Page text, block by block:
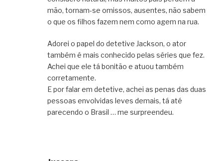
mão, tornam-se omissos, ausentes, não sabem
o que os filhos fazem nem como agem na rua.
Adorei o papel do detetive Jackson, o ator
também é mais conhecido pelas séries que fez.
Achei que ele tá bonitão e atuou também
corretamente.
E por falar em detetive, achei as penas das duas
pessoas envolvidas leves demais, tá até
parecendo o Brasil … me surpreendeu.